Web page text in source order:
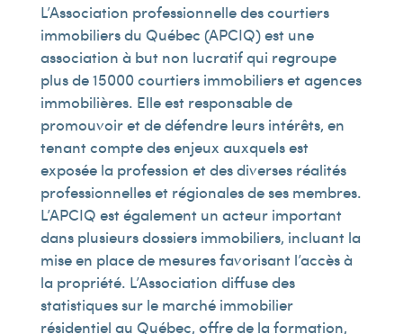
L’Association professionnelle des courtiers
immobiliers du Québec (APCIQ) est une
association à but non lucratif qui regroupe
plus de 15 000 courtiers immobiliers et agences
immobilières. Elle est responsable de
promouvoir et de défendre leurs intérêts, en
tenant compte des enjeux auxquels est
exposée la profession et des diverses réalités
professionnelles et régionales de ses membres.
L’APCIQ est également un acteur important
dans plusieurs dossiers immobiliers, incluant la
mise en place de mesures favorisant l’accès à
la propriété. L’Association diffuse des
statistiques sur le marché immobilier
résidentiel au Québec, offre de la formation,